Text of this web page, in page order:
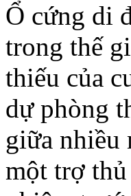
Ổ cứng di
trong thế
thiếu của
dự phòng
giữa nhiều
một trợ thủ